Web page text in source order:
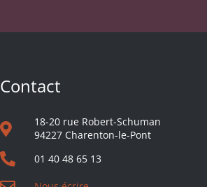
Contact
18-20 rue Robert-Schuman
94227 Charenton-le-Pont
01 40 48 65 13